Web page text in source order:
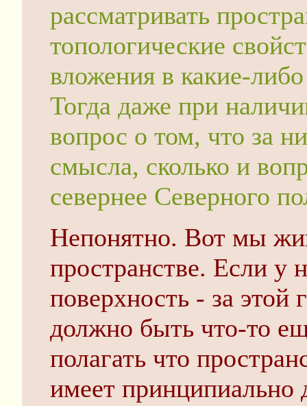
рассматривать
топологические
вложения в какие-
Тогда даже при
вопрос о том, что за
смысла, сколько и
севернее Северного
Непонятно. Вот мы
пространстве. Если у
поверхность - за этой
должно быть что-то
полагать что
имеет принципиально